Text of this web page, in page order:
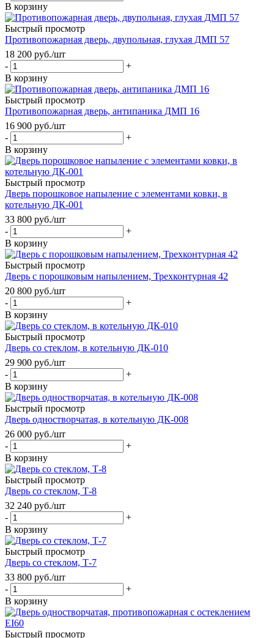
В корзину
Быстрый просмотр
Противопожарная дверь, двупольная, глухая ДМП 57
18 200 руб./шт
-
+
В корзину
Быстрый просмотр
Противопожарная дверь, антипаника ДМП 16
16 900 руб./шт
-
+
В корзину
Быстрый просмотр
Дверь порошковое напыление с элементами ковки, в
котельную ДК-001
33 800 руб./шт
-
+
В корзину
Быстрый просмотр
Дверь с порошковым напылением, Трехконтурная 42
20 800 руб./шт
-
+
В корзину
Быстрый просмотр
Дверь со стеклом, в котельную ДК-010
29 900 руб./шт
-
+
В корзину
Быстрый просмотр
Дверь одностворчатая, в котельную ДК-008
26 000 руб./шт
-
+
В корзину
Быстрый просмотр
Дверь со стеклом, Т-8
32 240 руб./шт
-
+
В корзину
Быстрый просмотр
Дверь со стеклом, Т-7
33 800 руб./шт
-
+
В корзину
Быстрый просмотр